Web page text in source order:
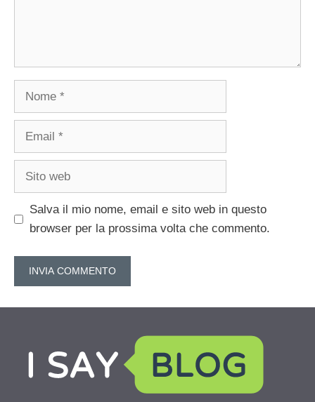
Nome
Email
Sito
Salva il mio nome, email e sito web in questo
browser per la prossima volta che commento.